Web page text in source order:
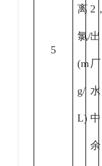
5
离
氯/
(m
g/
L)
2，
出
厂
水
中
余